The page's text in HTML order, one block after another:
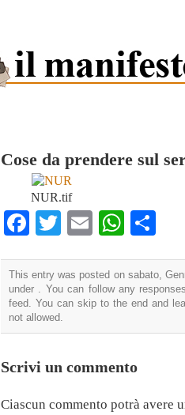
Cose da prendere sul
NUR.tif
Facebook
TwitterEmail
This entry was posted on sabato,
under . You can follow any
feed. You can skip to the end and
not allowed.
Scrivi un commento
Ciascun commento potrà avere